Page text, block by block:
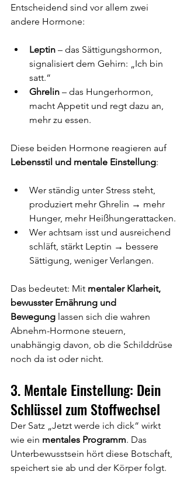
Entscheidend sind vor allem zwei
andere Hormone:
Leptin – das Sättigungshormon,
signalisiert dem Gehirn: „Ich bin
satt.“
Ghrelin – das Hungerhormon,
macht Appetit und regt dazu an,
mehr zu essen.
Diese beiden Hormone reagieren auf
Lebensstil und mentale Einstellung:
Wer ständig unter Stress steht,
produziert mehr Ghrelin → mehr
Hunger, mehr Heißhungerattacken.
Wer achtsam isst und ausreichend
schläft, stärkt Leptin → bessere
Sättigung, weniger Verlangen.
Das bedeutet: Mit mentaler Klarheit,
bewusster Ernährung und
Bewegung lassen sich die wahren
Abnehm-Hormone steuern,
unabhängig davon, ob die Schilddrüse
noch da ist oder nicht.
3. Mentale Einstellung: Dein
Schlüssel zum Stoffwechsel
Der Satz „Jetzt werde ich dick“ wirkt
wie ein mentales Programm. Das
Unterbewusstsein hört diese Botschaft,
speichert sie ab und der Körper folgt.